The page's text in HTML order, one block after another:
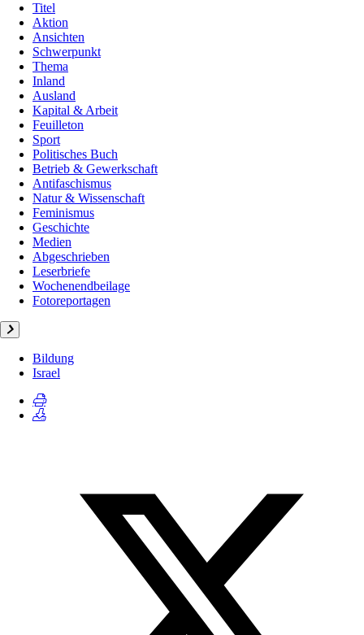
Titel
Aktion
Ansichten
Schwerpunkt
Thema
Inland
Ausland
Kapital & Arbeit
Feuilleton
Sport
Politisches Buch
Betrieb & Gewerkschaft
Antifaschismus
Natur & Wissenschaft
Feminismus
Geschichte
Medien
Abgeschrieben
Leserbriefe
Wochenendbeilage
Fotoreportagen
Bildung
Israel